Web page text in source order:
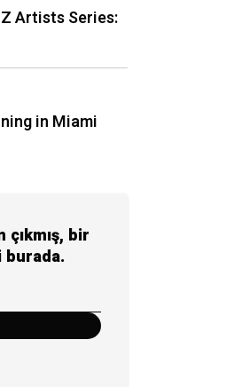
Artists Series:
in Miami
bir
burada.